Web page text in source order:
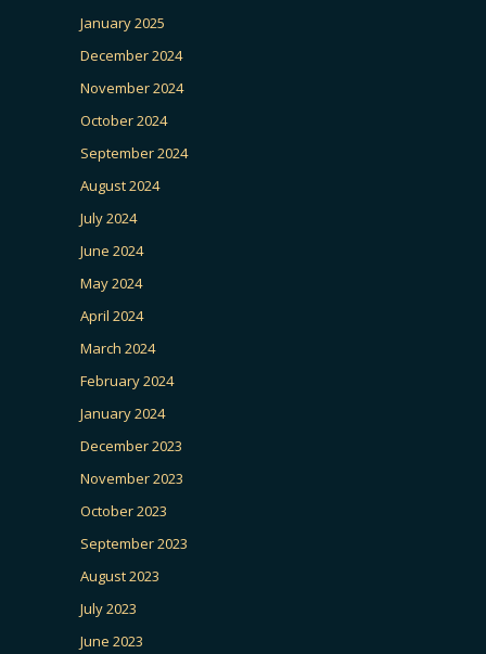
January 2025
December 2024
November 2024
October 2024
September 2024
August 2024
July 2024
June 2024
May 2024
April 2024
March 2024
February 2024
January 2024
December 2023
November 2023
October 2023
September 2023
August 2023
July 2023
June 2023